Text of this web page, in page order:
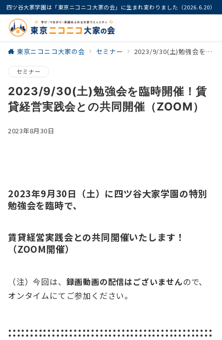
四ツ谷大家学園は「東京ニコニコ大家の会」に生まれ変わりました（2026.6.20）
東京ニコニコ大家の会 セミナー 2023/9/30(土)勉強会を臨時開催！賃貸経営実践会との共同開催（ZOOM）
セミナー
2023/9/30(土)勉強会を臨時開催！賃
貸経営実践会との共同開催（ZOOM）
2023年8月30日
2023年9月30日（土）に四ツ谷大家学園の特別
勉強会を臨時で、
賃貸経営実践会との共同開催いたします！
（ZOOM開催）
（注）今回は、 録画動画の配信はございませんので、
オンタイムにてご参加ください。
:::::::::::::::::::::::::::::::::::::::::::::::